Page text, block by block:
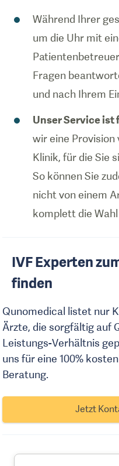
Während Ihrer
um die Uhr mit
Fragen
und nach Ihrem
Unser Service ist
wir eine
Klinik, für die Sie
So können Sie
nicht von einem
komplett die
IVF Experten
finden
Qunomedical listet nur
Ärzte, die sorgfältig auf
Leistungs-Verhältnis
uns für eine 100%
Beratung.
Jetzt